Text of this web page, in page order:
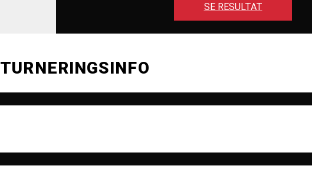
SE RESULTAT
TURNERINGSINFO